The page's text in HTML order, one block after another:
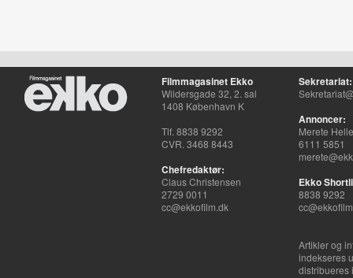
Filmmagasinet Ekko
Wildersgade 32, 2. sal
1408 København K
Tlf. 8838 9292
CVR. 3468 8443
Chefredaktør:
Claus Christensen
2729 0011
cc@ekkofilm.dk
Sekretariat:
Annoncer:
Merete
6111 5851
Ekko
8838 9292
Artikler og
indekseres
distribueres